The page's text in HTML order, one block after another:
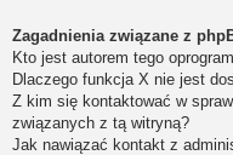
Zagadnienia związane z
Kto jest autorem tego
Dlaczego funkcja X nie jest
Z kim się kontaktować w
związanych z tą witryną?
Jak nawiązać kontakt z